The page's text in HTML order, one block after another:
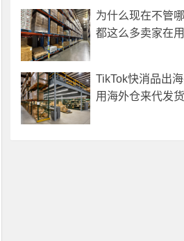
为什么现在不管
都这么多卖家在
TikTok快消品出
用海外仓来代发货